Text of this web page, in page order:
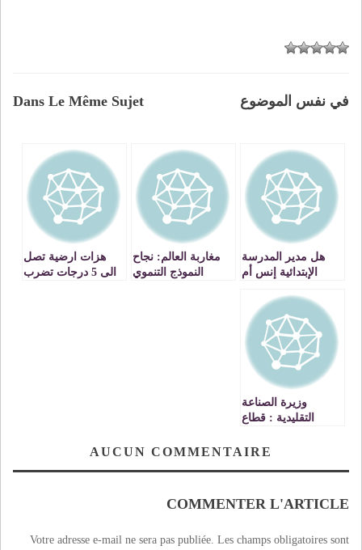
Dans Le Même Sujet في نفس الموضوع
هل مدير المدرسة
الإبتدائية إنس أم
مغاربة العالم: نجاح
النموذج التنموي
هزات ارضية تصل
الى 5 درجات تضرب
وزيرة الصناعة
التقليدية : قطاع
يشغل 2,3 مليون
AUCUN COMMENTAIRE
COMMENTER L'ARTICLE
Votre adresse e-mail ne sera pas publiée. Les champs obligatoires sont